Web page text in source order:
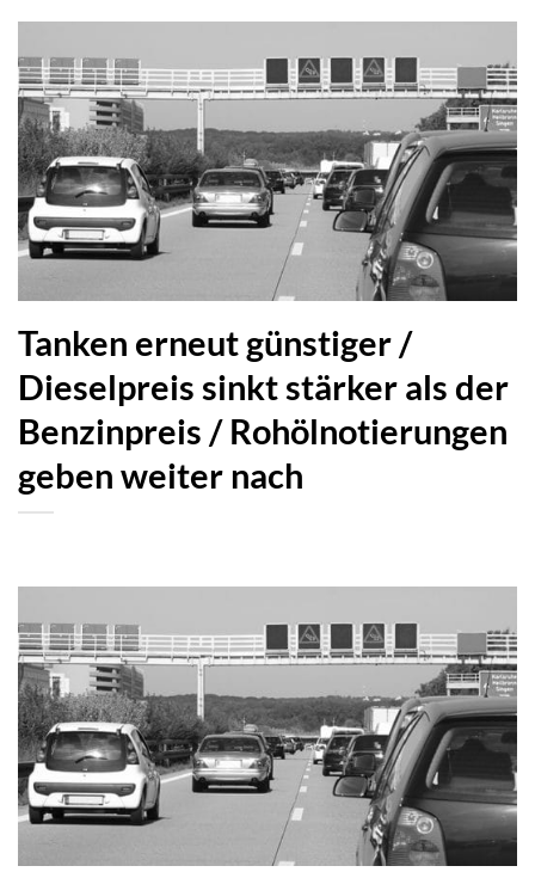
Tanken erneut günstiger /
Dieselpreis sinkt stärker als der
Benzinpreis / Rohölnotierungen
geben weiter nach